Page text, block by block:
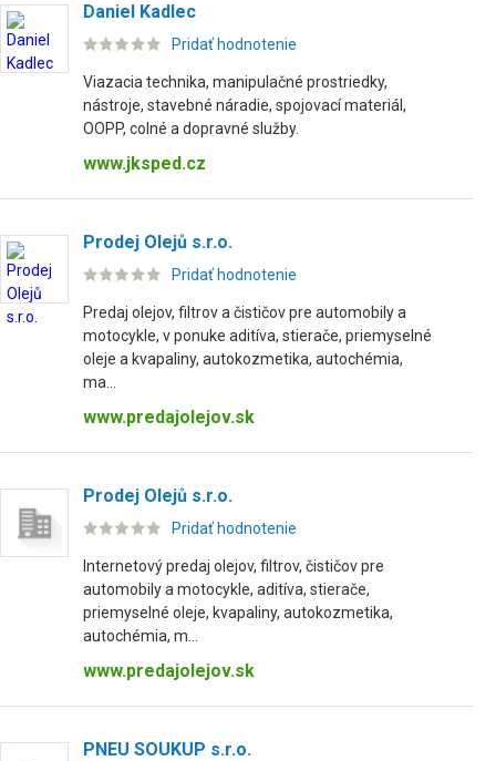
Daniel Kadlec
Pridať hodnotenie
Viazacia technika, manipulačné prostriedky,
nástroje, stavebné náradie, spojovací materiál,
OOPP, colné a dopravné služby.
www.jksped.cz
Prodej Olejů s.r.o.
Pridať hodnotenie
Predaj olejov, filtrov a čističov pre automobily a
motocykle, v ponuke aditíva, stierače, priemyselné
oleje a kvapaliny, autokozmetika, autochémia,
ma...
www.predajolejov.sk
Prodej Olejů s.r.o.
Pridať hodnotenie
Internetový predaj olejov, filtrov, čističov pre
automobily a motocykle, aditíva, stierače,
priemyselné oleje, kvapaliny, autokozmetika,
autochémia, m...
www.predajolejov.sk
PNEU SOUKUP s.r.o.